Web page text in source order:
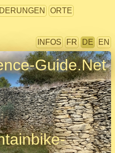
ORTE
INFOS
FR DE EN
Guide.Net